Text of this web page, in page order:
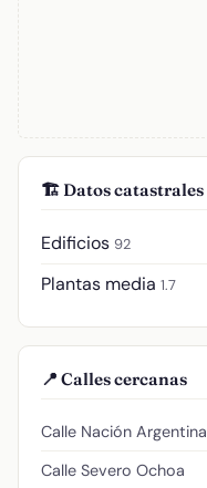
🏗️ Datos catastrales
Edificios 92
Plantas media 1.7
📍 Calles cercanas
Calle Nación Argentina
Calle Severo Ochoa